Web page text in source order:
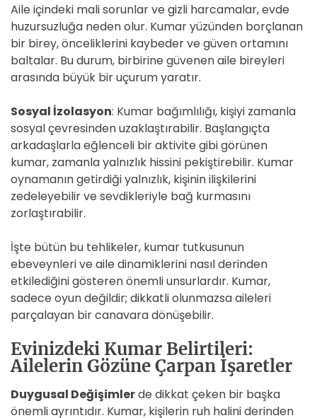
Aile içindeki mali sorunlar ve gizli harcamalar, evde
huzursuzluğa neden olur. Kumar yüzünden borçlanan
bir birey, önceliklerini kaybeder ve güven ortamını
baltalar. Bu durum, birbirine güvenen aile bireyleri
arasında büyük bir uçurum yaratır.
Sosyal İzolasyon: Kumar bağımlılığı, kişiyi zamanla
sosyal çevresinden uzaklaştırabilir. Başlangıçta
arkadaşlarla eğlenceli bir aktivite gibi görünen
kumar, zamanla yalnızlık hissini pekiştirebilir. Kumar
oynamanın getirdiği yalnızlık, kişinin ilişkilerini
zedeleyebilir ve sevdikleriyle bağ kurmasını
zorlaştırabilir.
İşte bütün bu tehlikeler, kumar tutkusunun
ebeveynleri ve aile dinamiklerini nasıl derinden
etkilediğini gösteren önemli unsurlardır. Kumar,
sadece oyun değildir; dikkatli olunmazsa aileleri
parçalayan bir canavara dönüşebilir.
Evinizdeki Kumar Belirtileri:
Ailelerin Gözüne Çarpan İşaretler
Duygusal Değişimlerde dikkat çeken bir başka
önemli ayrıntıdır. Kumar, kişilerin ruh halini derinden